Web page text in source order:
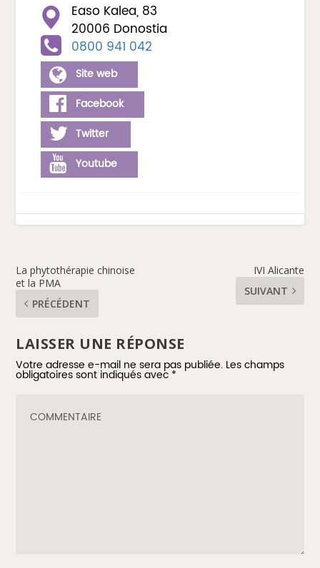
Easo Kalea, 83
20006 Donostia
0800 941 042
Site web
Facebook
Twitter
Youtube
La phytothérapie chinoise
et la PMA
PRÉCÉDENT
IVI Alicante
SUIVANT
LAISSER UNE RÉPONSE
Votre adresse e-mail ne sera pas publiée. Les champs
obligatoires sont indiqués avec *